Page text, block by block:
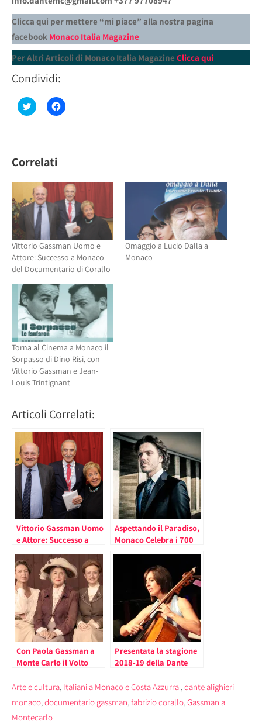
Clicca qui per mettere “mi piace” alla nostra pagina
facebook Monaco Italia Magazine
Per Altri Articoli di Monaco Italia Magazine Clicca qui
Condividi:
Fai
clic
su
(Si
apre
una
nuova
finestra)
Fai
clic
nuova
finestra)
Correlati
Vittorio Gassman Uomo e
Attore: Successo a Monaco
del Documentario di Corallo
Omaggio a Lucio Dalla a
Monaco
Torna al Cinema a Monaco il
Sorpasso di Dino Risi, con
Vittorio Gassman e Jean-
Louis Trintignant
Articoli Correlati:
Vittorio Gassman Uomo
e Attore: Successo a
Documentario di
Corallo
Aspettando il Paradiso,
Monaco Celebra i 700
di Dante Alighieri
Con Paola Gassman a
Monte Carlo il Volto
Grande Guerra
Presentata la stagione
2018-19 della Dante
Paola Gassman e Paolo
Mieli tra gli Ospiti
Eccellenti
Arte e cultura, Italiani a Monaco e Costa Azzurra ,dante alighieri
monaco,documentario gassman,fabrizio corallo,Gassman a
Montecarlo